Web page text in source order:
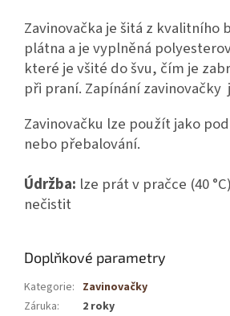
Zavinovačka je šitá z kvalitního
plátna a je vyplněná
které je všité do švu, čím je
při praní. Zapínání zavinovačky
Zavinovačku lze použít jako
nebo přebalování.
Údržba: lze prát v pračce (40
nečistit
Doplňkové parametry
Kategorie: Zavinovačky
Záruka:
2 roky